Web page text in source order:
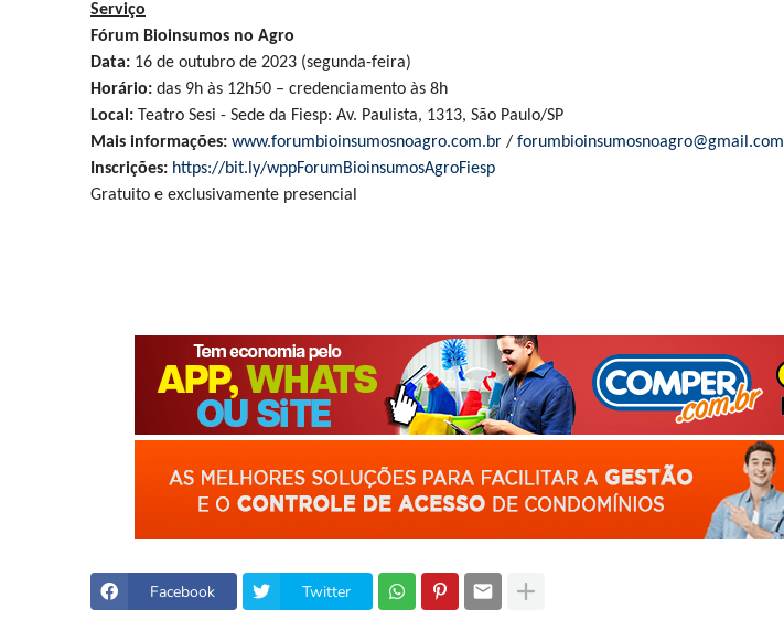
Serviço
Fórum Bioinsumos no Agro
Data: 16 de outubro de 2023 (segunda-feira)
Horário: das 9h às 12h50 – credenciamento às 8h
Local: Teatro Sesi - Sede da Fiesp: Av. Paulista, 1313, São Paulo/SP
Mais informações: www.forumbioinsumosnoagro.com.br / forumbioinsumosnoagro@gmail.com
Inscrições: https://bit.ly/wppForumBioinsumosAgroFiesp
Gratuito e exclusivamente presencial
Facebook Twitter